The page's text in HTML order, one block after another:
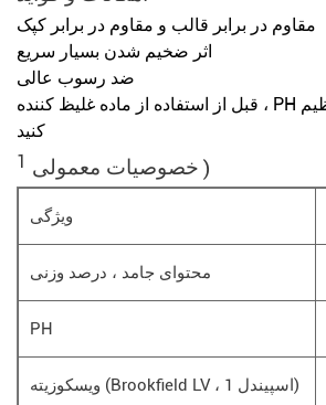
مقاوم در برابر قالب و مقاوم در برابر کپک
اثر ضخیم شدن بسیار سریع
ضد رسوب عالی
قبل از استفاده از ماده غلیظ کننده ، PH رنگ را روی 8-9 تنظیم
کنید
خصوصیات معمولی )
ویژگی
محتوای جامد ، درصد وزنی
PH
ویسکوزیته (Brookfield LV ، اسپیندل 1)